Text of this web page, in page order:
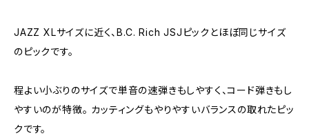
JAZZ XLサイズに近く、B.C. Rich JSJピックとほぼ同じサイズ
のピックです。
程よい小ぶりのサイズで単音の速弾きもしやすく、コード弾きもし
やすいのが特徴。 カッティングもやりやすいバランスの取れたピッ
クです。